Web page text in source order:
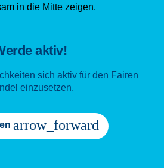
aktiv!
sich aktiv für den Fairen
einzusetzen.
arrow_forward